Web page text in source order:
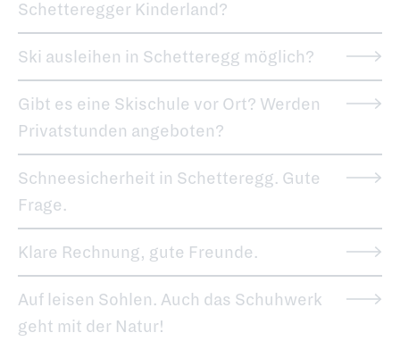
Schetteregger Kinderland?
Ski ausleihen in Schetteregg möglich?
Gibt es eine Skischule vor Ort? Werden
Privatstunden angeboten?
Schneesicherheit in Schetteregg. Gute
Frage.
Klare Rechnung, gute Freunde.
Auf leisen Sohlen. Auch das Schuhwerk
geht mit der Natur!